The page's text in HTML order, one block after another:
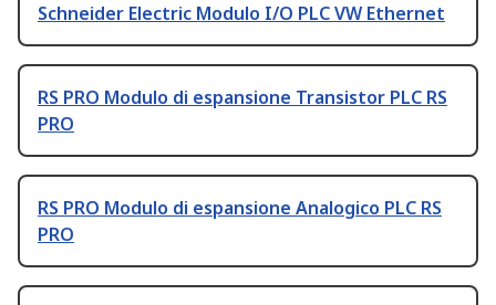
Schneider Electric Modulo I/O PLC VW Ethernet
RS PRO Modulo di espansione Transistor PLC RS
PRO
RS PRO Modulo di espansione Analogico PLC RS
PRO